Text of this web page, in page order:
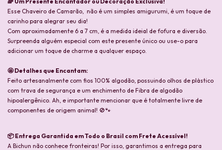
Esse Chaveiro de Camarão, não é um simples amigurumi, é um toque de
carinho para alegrar seu dia!
Com aproximadamente 6 a 7 cm, é a medida ideial de fofura e diversão.
Surpreenda alguém especial com este presente único ou use-o para
adicionar um toque de charme a qualquer espaço.
🤩 Detalhes que Encantam:
Feito artesanalmente com fios 100% algodão, possuindo olhos de plástico
com trava de segurança e um enchimento de Fibra de algodão
hipoalergênico. Ah, e importante mencionar que é totalmente livre de
componentes de origem animal! 🚫🐾
📦 Entrega Garantida em Todo o Brasil com Frete Acessível!
A Bichun não conhece fronteiras! Por isso, garantimos a entrega para